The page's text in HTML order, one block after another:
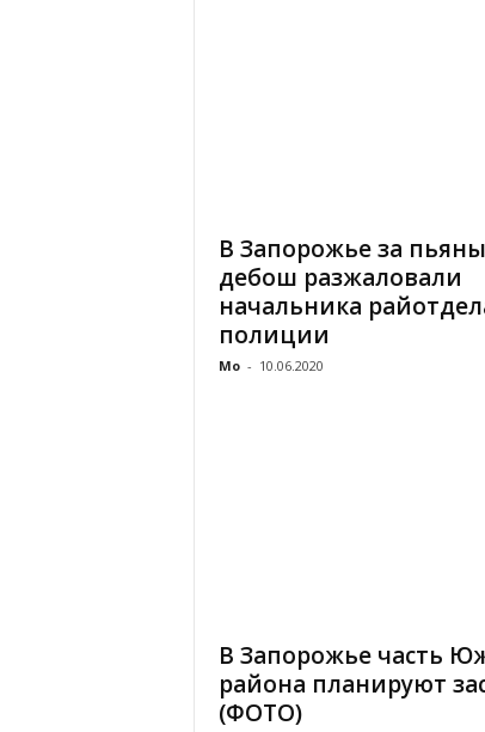
В Запорожье за
дебош разжаловали
начальника
полиции
Mo - 10.06.2020
В Запорожье часть
района планируют
(ФОТО)